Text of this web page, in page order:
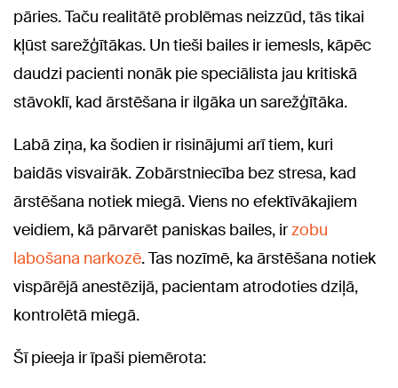
pāries. Taču realitātē problēmas neizzūd, tās tikai
kļūst sarežģītākas. Un tieši bailes ir iemesls, kāpēc
daudzi pacienti nonāk pie speciālista jau kritiskā
stāvoklī, kad ārstēšana ir ilgāka un sarežģītāka.
Labā ziņa, ka šodien ir risinājumi arī tiem, kuri
baidās visvairāk. Zobārstniecība bez stresa, kad
ārstēšana notiek miegā. Viens no efektīvākajiem
veidiem, kā pārvarēt paniskas bailes, irzobu
labošana narkozē. Tas nozīmē, ka ārstēšana notiek
vispārējā anestēzijā, pacientam atrodoties dziļā,
kontrolētā miegā.
Šī pieeja ir īpaši piemērota: